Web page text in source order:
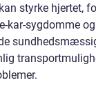
styrke hjertet,
kar-sygdomme